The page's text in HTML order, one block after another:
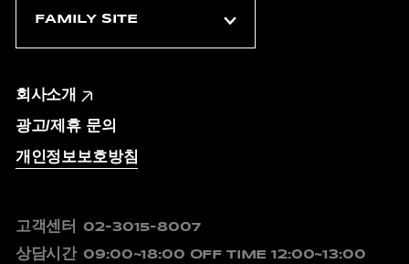
회사소개
광고/제휴 문의
개인정보보호방침
고객센터 02-3015-8007
상담시간 09:00~18:00 OFF TIME 12:00~13:00